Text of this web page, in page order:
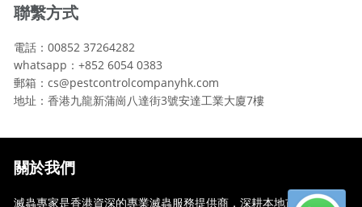
聯繫方式
電話：00852 37264282
whatsapp：+852 6054 0383
郵箱：cs@pestcontrolcompanyhk.com
地址：香港九龍新蒲崗八達街3號安達工業大廈7樓
關於我們
滅蟲專家是香港資深的專業滅蟲服務提供商，深耕本地市場多年，